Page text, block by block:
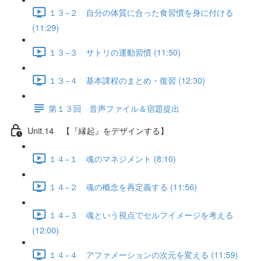
１３−２ 自分の体質に合った食習慣を身に付ける
(11:29)
１３−３ サトリの運動習慣 (11:50)
１３−４ 基本課程のまとめ・復習 (12:30)
第１３回 音声ファイル＆宿題提出
Unit.14 【『縁起』をデザインする】
１４−１ 魂のマネジメント (8:10)
１４−２ 魂の概念を再定義する (11:56)
１４−３ 魂という視点でセルフイメージを考える
(12:00)
１４−４ アファメーションの次元を変える (11:59)